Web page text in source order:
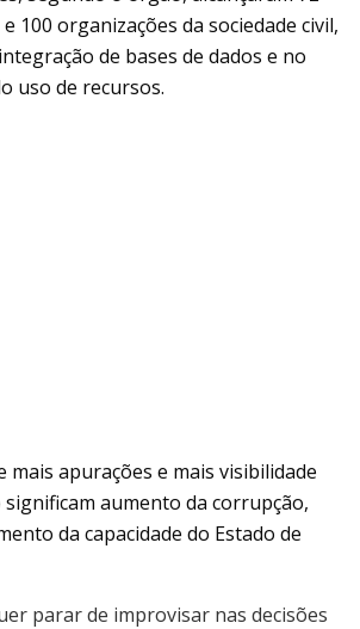
100 organizações da sociedade civil,
de bases de dados e no
uso de recursos.
mais apurações e mais visibilidade
aumento da corrupção,
da capacidade do Estado de
parar de improvisar nas decisões